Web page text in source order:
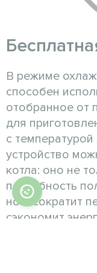
В режиме
способен
отобранное от
для
с
устройство
котла: оно не
потребность
но и сократит
сэкономит